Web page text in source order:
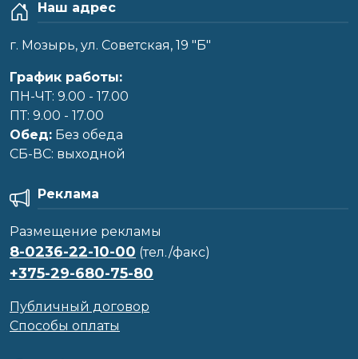
Наш адрес
г. Мозырь, ул. Советская, 19 "Б"
График работы:
ПН-ЧТ: 9.00 - 17.00
ПТ: 9.00 - 17.00
Обед: Без обеда
CБ-ВС: выходной
Реклама
Размещение рекламы
8-0236-22-10-00 (тел./факс)
+375-29-680-75-80
Публичный договор
Способы оплаты